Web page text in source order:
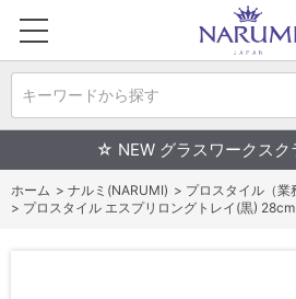
キーワードから探す
☆ NEW グラスワークス
ホーム > ナルミ(NARUMI) > プロスタイル（業
> プロスタイル エスプリロングトレイ(黒)